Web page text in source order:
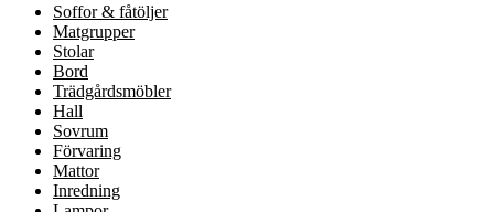
Soffor & fåtöljer
Matgrupper
Stolar
Bord
Trädgårdsmöbler
Hall
Sovrum
Förvaring
Mattor
Inredning